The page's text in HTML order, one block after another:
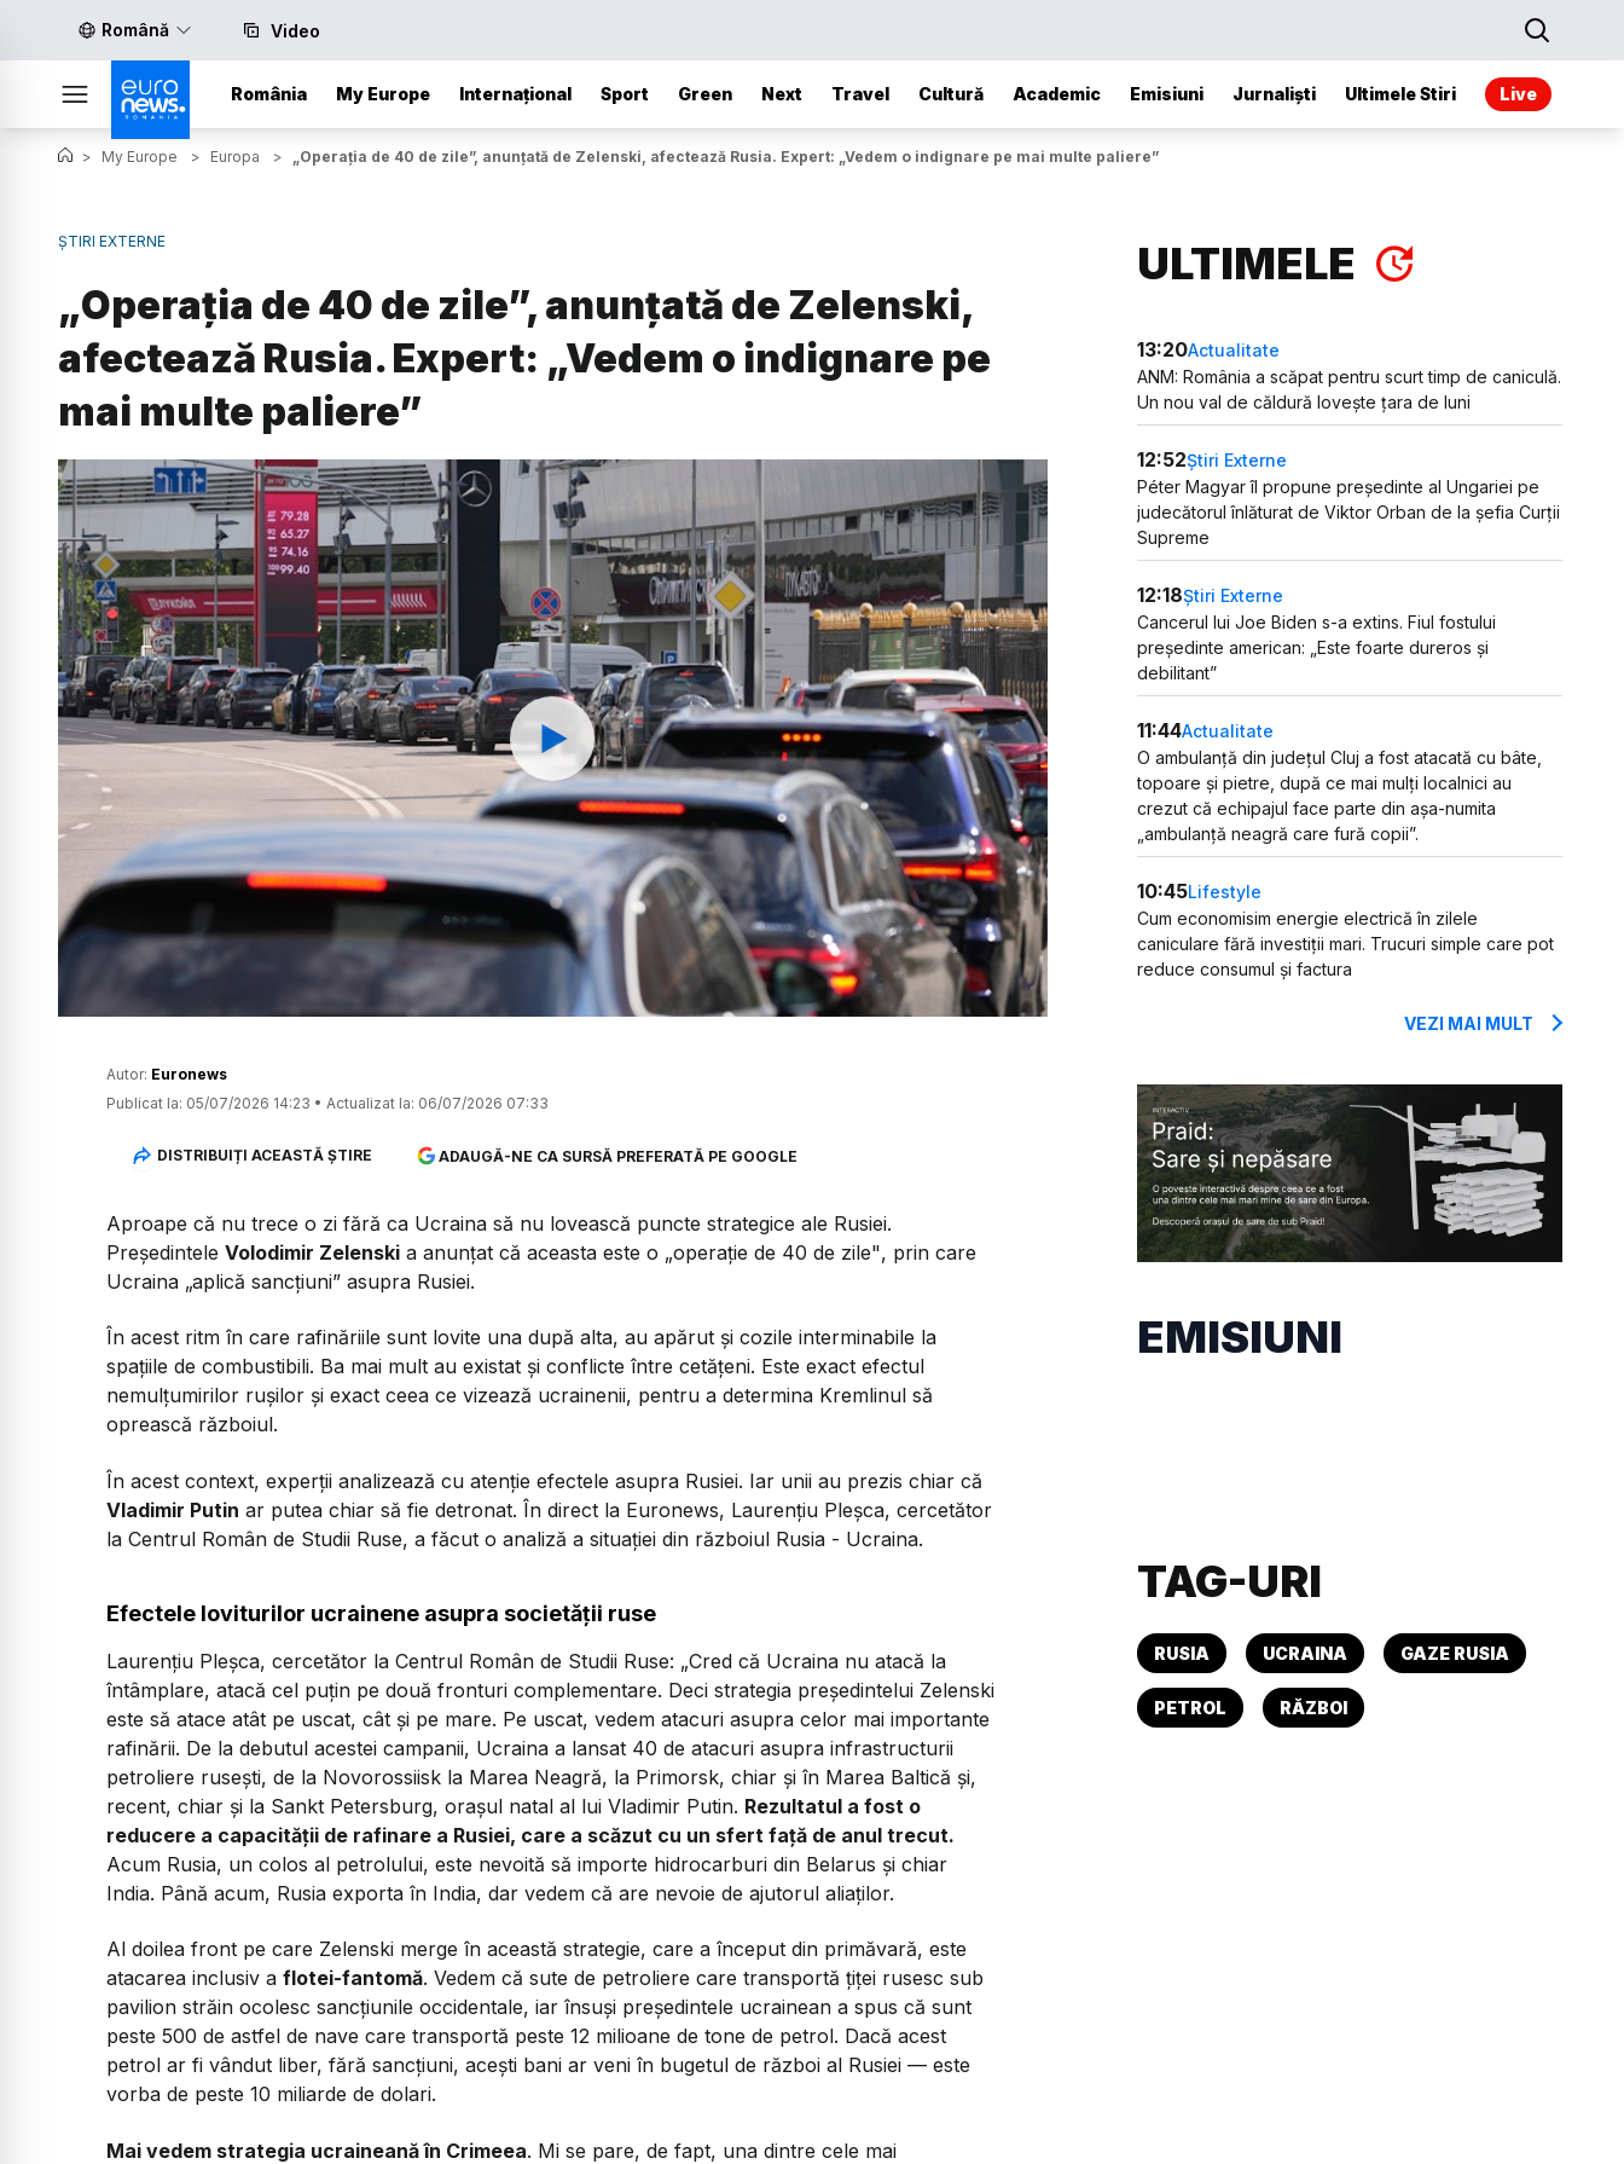
Română Video
România My Europe Internațional Sport Green Next Travel Cultură Academic Emisiuni Jurnaliști Ultimele Stiri Live
> My Europe > Europa > „Operația de 40 de zile”, anunțată de Zelenski, afectează Rusia. Expert: „​Vedem o indignare pe mai multe paliere”
ȘTIRI EXTERNE
„Operația de 40 de zile”, anunțată de Zelenski,
afectează Rusia. Expert: „​Vedem o indignare pe
mai multe paliere”
Watch
Autor: Euronews
Publicat la: 05/07/2026 14:23 • Actualizat la: 06/07/2026 07:33
DISTRIBUIȚI ACEASTĂ ȘTIRE ADAUGĂ-NE CA SURSĂ PREFERATĂ PE GOOGLE
Aproape că nu trece o zi fără ca Ucraina să nu lovească puncte strategice ale Rusiei.
Președintele Volodimir Zelenski a anunțat că aceasta este o „operație de 40 de zile", prin care
Ucraina „aplică sancțiuni” asupra Rusiei.
În acest ritm în care rafinăriile sunt lovite una după alta, au apărut și cozile interminabile la
spațiile de combustibili. Ba mai mult au existat și conflicte între cetățeni. Este exact efectul
nemulțumirilor rușilor și exact ceea ce vizează ucrainenii, pentru a determina Kremlinul să
oprească războiul.
În acest context, experții analizează cu atenție efectele asupra Rusiei. Iar unii au prezis chiar că
Vladimir Putin ar putea chiar să fie detronat. În direct la Euronews, Laurențiu Pleșca, cercetător
la Centrul Român de Studii Ruse, a făcut o analiză a situației din războiul Rusia - Ucraina.
Efectele loviturilor ucrainene asupra societății ruse
Laurențiu Pleșca, cercetător la Centrul Român de Studii Ruse: ​ „Cred că Ucraina nu atacă la
întâmplare, atacă cel puțin pe două fronturi complementare. Deci strategia președintelui Zelenski
este să atace atât pe uscat, cât și pe mare. ​Pe uscat, vedem atacuri asupra celor mai importante
rafinării. De la debutul acestei campanii, Ucraina a lansat 40 de atacuri asupra infrastructurii
petroliere rusești, de la Novorossiisk la Marea Neagră, la Primorsk, chiar și în Marea Baltică și,
recent, chiar și la Sankt Petersburg, orașul natal al lui Vladimir Putin. Rezultatul a fost o
reducere a capacității de rafinare a Rusiei, care a scăzut cu un sfert față de anul trecut.
Acum Rusia, un colos al petrolului, este nevoită să importe hidrocarburi din Belarus și chiar
India. Până acum, Rusia exporta în India, dar vedem că are nevoie de ajutorul aliaților.
​Al doilea front pe care Zelenski merge în această strategie, care a început din primăvară, este
atacarea inclusiv a flotei-fantomă. Vedem că sute de petroliere care transportă țiței rusesc sub
pavilion străin ocolesc sancțiunile occidentale, iar însuși președintele ucrainean a spus că sunt
peste 500 de astfel de nave care transportă peste 12 milioane de tone de petrol. Dacă acest
petrol ar fi vândut liber, fără sancțiuni, acești bani ar veni în bugetul de război al Rusiei — este
vorba de peste 10 miliarde de dolari.
​Mai vedem strategia ucraineană în Crimeea. Mi se pare, de fapt, una dintre cele mai
ULTIMELE
13:20Actualitate
ANM: România a scăpat pentru scurt timp de caniculă.
Un nou val de căldură lovește țara de luni
12:52Știri Externe
Péter Magyar îl propune președinte al Ungariei pe
judecătorul înlăturat de Viktor Orban de la șefia Curții
Supreme
12:18Știri Externe
Cancerul lui Joe Biden s-a extins. Fiul fostului
președinte american: „Este foarte dureros și
debilitant”
11:44Actualitate
O ambulanță din județul Cluj a fost atacată cu bâte,
topoare și pietre, după ce mai mulți localnici au
crezut că echipajul face parte din așa-numita
„ambulanță neagră care fură copii”.
10:45Lifestyle
Cum economisim energie electrică în zilele
caniculare fără investiții mari. Trucuri simple care pot
reduce consumul și factura
VEZI MAI MULT
EMISIUNI
TAG-URI
RUSIA UCRAINA GAZE RUSIA
PETROL RĂZBOI